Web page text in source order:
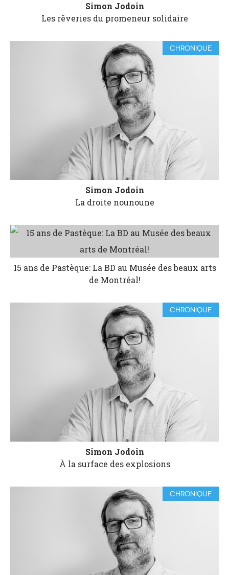
Simon Jodoin
Les rêveries du promeneur solidaire
CHRONIQUE
Simon Jodoin
La droite nounoune
15 ans de Pastèque: La BD au Musée des beaux arts
de Montréal!
CHRONIQUE
Simon Jodoin
À la surface des explosions
CHRONIQUE